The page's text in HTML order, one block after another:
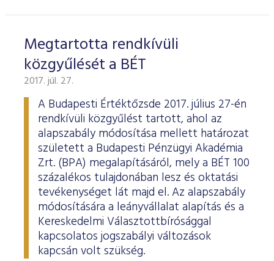
Megtartotta rendkívüli
közgyűlését a BÉT
2017. júl. 27.
A Budapesti Értéktőzsde 2017. július 27-én
rendkívüli közgyűlést tartott, ahol az
alapszabály módosítása mellett határozat
született a Budapesti Pénzügyi Akadémia
Zrt. (BPA) megalapításáról, mely a BÉT 100
százalékos tulajdonában lesz és oktatási
tevékenységet lát majd el. Az alapszabály
módosítására a leányvállalat alapítás és a
Kereskedelmi Választottbírósággal
kapcsolatos jogszabályi változások
kapcsán volt szükség.